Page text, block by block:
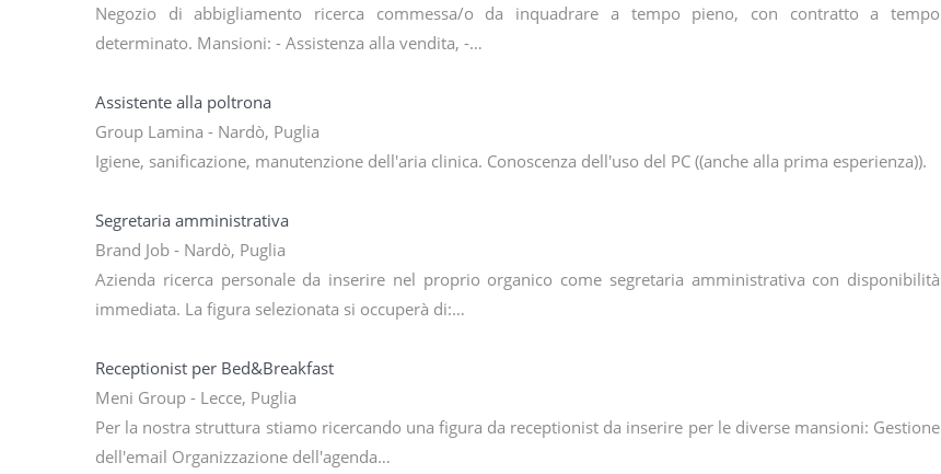
Negozio di abbigliamento ricerca commessa/o da inquadrare a tempo pieno, con contratto a tempo
determinato. Mansioni: - Assistenza alla vendita, -…
Assistente alla poltrona
Group Lamina - Nardò, Puglia
Igiene, sanificazione, manutenzione dell'aria clinica. Conoscenza dell'uso del PC ((anche alla prima esperienza)).
Segretaria amministrativa
Brand Job - Nardò, Puglia
Azienda ricerca personale da inserire nel proprio organico come segretaria amministrativa con disponibilità
immediata. La figura selezionata si occuperà di:…
Receptionist per Bed&Breakfast
Meni Group - Lecce, Puglia
Per la nostra struttura stiamo ricercando una figura da receptionist da inserire per le diverse mansioni: Gestione
dell'email Organizzazione dell'agenda…